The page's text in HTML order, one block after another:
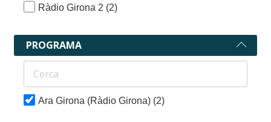
Ràdio Girona 2 (2)
PROGRAMA
Ara Girona (Ràdio Girona) (2)